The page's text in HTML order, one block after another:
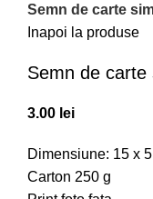
Semn de carte
Inapoi la produse
Semn de carte
3.00 lei
Dimensiune: 15 x
Carton 250 g